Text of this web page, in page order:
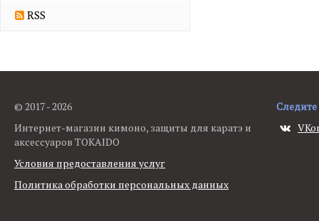
RSS
© 2017 - 2026
Интернет-магазин кимоно, защиты для каратэ и
аксессуаров TOKAIDO
Условия предоставления услуг
Политика обработки персональных данных